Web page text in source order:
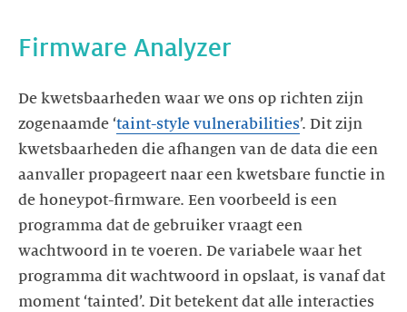
De kwetsbaarheden waar we ons op richten zijn
zogenaamde ‘taint-style vulnerabilities’. Dit zijn
kwetsbaarheden die afhangen van de data die een
aanvaller propageert naar een kwetsbare functie in
de honeypot-firmware. Een voorbeeld is een
programma dat de gebruiker vraagt een
wachtwoord in te voeren. De variabele waar het
programma dit wachtwoord in opslaat, is vanaf dat
moment ‘tainted’. Dit betekent dat alle interacties